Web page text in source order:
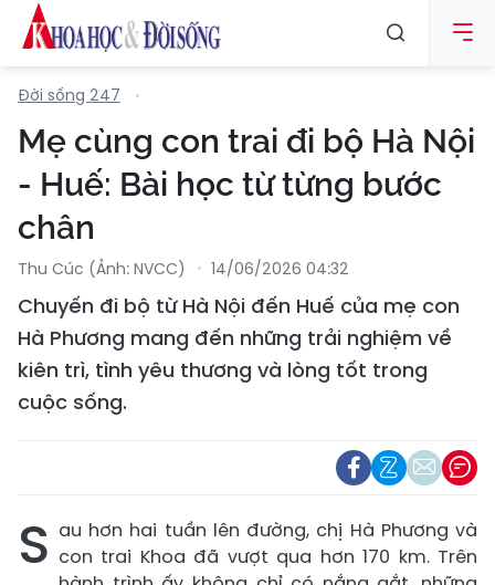
Đời sống 247
Mẹ cùng con trai đi bộ Hà Nội
- Huế: Bài học từ từng bước
chân
Thu Cúc (Ảnh: NVCC) 14/06/2026 04:32
Chuyến đi bộ từ Hà Nội đến Huế của mẹ con
Hà Phương mang đến những trải nghiệm về
kiên trì, tình yêu thương và lòng tốt trong
cuộc sống.
S au hơn hai tuần lên đường, chị Hà Phương và
con trai Khoa đã vượt qua hơn 170 km. Trên